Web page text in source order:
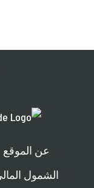
عن الموقع
الشمول المالي